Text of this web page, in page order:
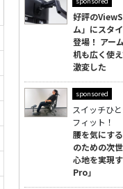
好評の
ム」にスタ
登場！ アー
机も広く使
激変した
sponsored
スイッチひ
フィット！
腰を気にす
のための次
心地を実現
Pro」